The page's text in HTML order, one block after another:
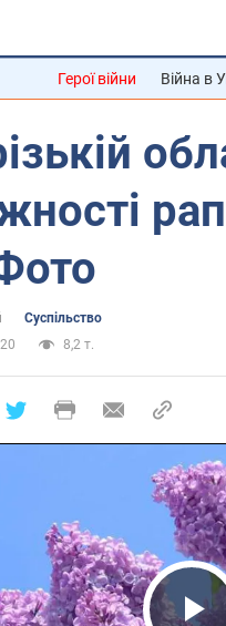
Герої війни Війна в
Суспільство
8,2 т.